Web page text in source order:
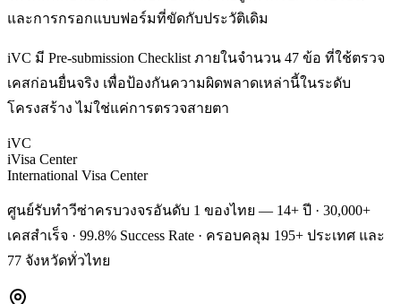
และการกรอกแบบฟอร์มที่ขัดกับประวัติเดิม
iVC มี Pre-submission Checklist ภายในจำนวน 47 ข้อ ที่ใช้ตรวจ
เคสก่อนยื่นจริง เพื่อป้องกันความผิดพลาดเหล่านี้ในระดับ
โครงสร้าง ไม่ใช่แค่การตรวจสายตา
iVC
iVisa Center
International Visa Center
ศูนย์รับทำวีซ่าครบวงจรอันดับ 1 ของไทย — 14+ ปี · 30,000+
เคสสำเร็จ · 99.8% Success Rate · ครอบคลุม 195+ ประเทศ และ
77 จังหวัดทั่วไทย